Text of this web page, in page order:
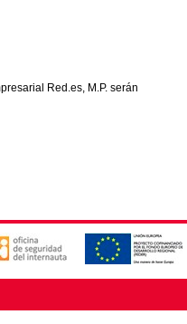
Red.es, M.P. serán